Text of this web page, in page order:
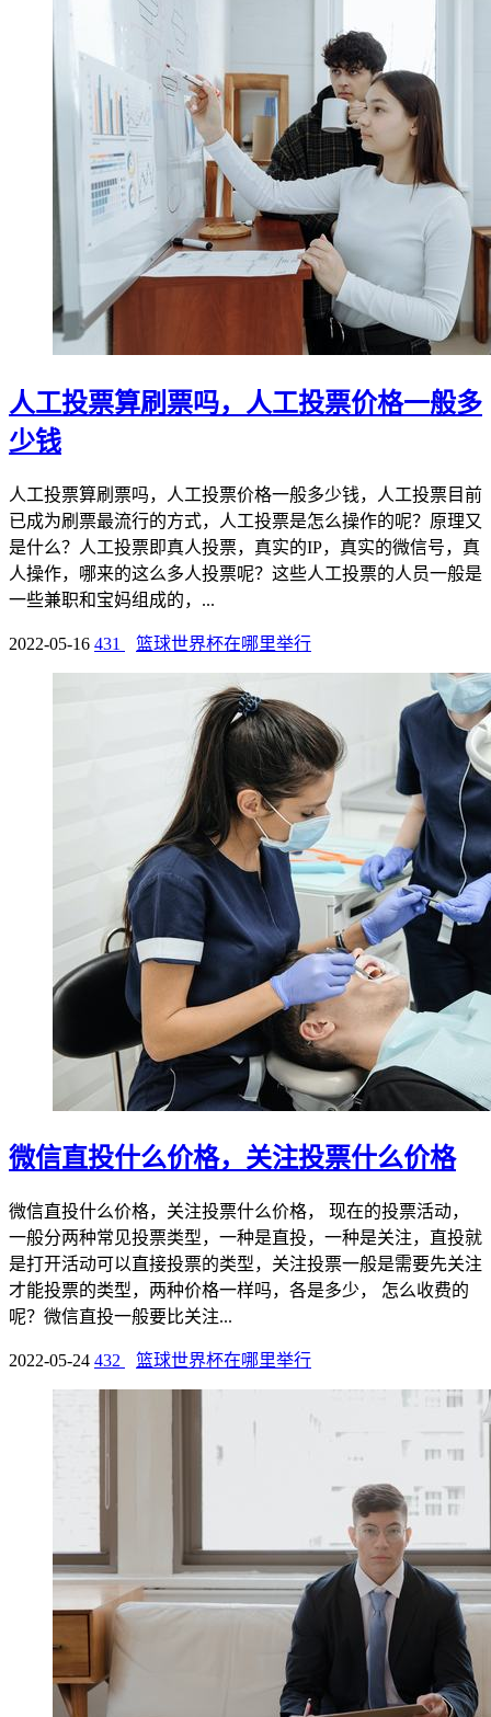
人工投票算刷票吗，人工投票价格一般多
少钱
人工投票算刷票吗，人工投票价格一般多少钱，人工投票目前
已成为刷票最流行的方式，人工投票是怎么操作的呢？原理又
是什么？人工投票即真人投票，真实的IP，真实的微信号，真
人操作，哪来的这么多人投票呢？这些人工投票的人员一般是
一些兼职和宝妈组成的，...
2022-05-16 431 篮球世界杯在哪里举行
微信直投什么价格，关注投票什么价格
微信直投什么价格，关注投票什么价格， 现在的投票活动，
一般分两种常见投票类型，一种是直投，一种是关注，直投就
是打开活动可以直接投票的类型，关注投票一般是需要先关注
才能投票的类型，两种价格一样吗，各是多少， 怎么收费的
呢？微信直投一般要比关注...
2022-05-24 432 篮球世界杯在哪里举行